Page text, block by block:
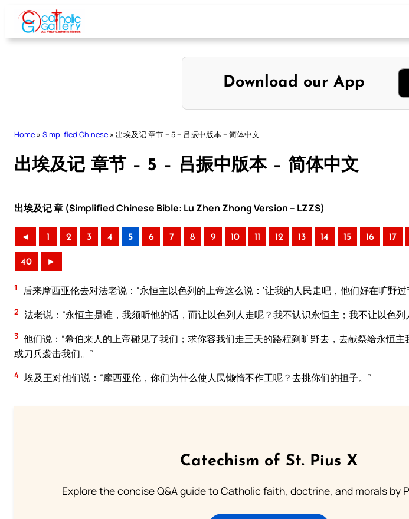
Skip
content
Download our App
Home » Simplified Chinese » 出埃及记 章节 – 5 – 吕振中版本 – 简体中文
出埃及记 章节 – 5 – 吕振中版本 – 简体中文
出埃及记 章 (Simplified Chinese Bible: Lu Zhen Zhong Version – LZZS)
◄ 1 2 3 4 5 6 7 8 9 10 11 12 13 14 15 16 17
40 ►
1 后来摩西亚伦去对法老说：“永恒主以色列的上帝这么说：‘让我的人民走吧，他们好在旷野过
2 法老说：“永恒主是谁，我须听他的话，而让以色列人走呢？我不认识永恒主；我不让以色列
3 他们说：“希伯来人的上帝碰见了我们；求你容我们走三天的路程到旷野去，去献祭给永恒
或刀兵袭击我们。”
4 埃及王对他们说：“摩西亚伦，你们为什么使人民懒惰不作工呢？去挑你们的担子。”
Catechism of St. Pius X
Explore the concise Q&A guide to Catholic faith, doctrine, and morals by